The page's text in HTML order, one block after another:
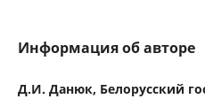
Информация об авторе
Д.И. Данюк, Белорусский